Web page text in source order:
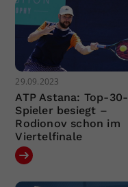
29.09.2023
ATP Astana: Top-30-
Spieler besiegt –
Rodionov schon im
Viertelfinale